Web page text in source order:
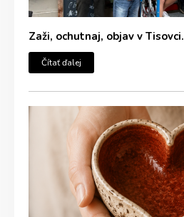
Zaži, ochutnaj, objav v Tisovci.
Čítať ďalej